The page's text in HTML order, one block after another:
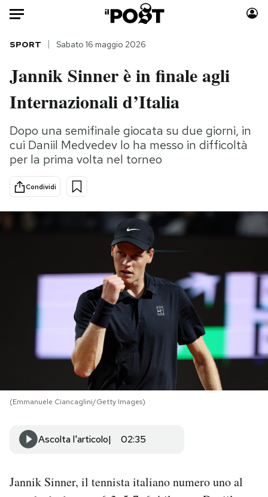
Auto
HOME
Italia
Politica
Tecnologia
Internet
Scienza
Moda
Consumismi
Storie/Idee
Altrecose
Mondiali calcio 2026
NEWSLETTER
I MIEI PREFERITI
CALENDARIO
AREA PERSONALE
SPORT Sabato 16 maggio 2026
Jannik Sinner è in finale agli
Internazionali d’Italia
Dopo una semifinale giocata su due giorni, in
cui Daniil Medvedev lo ha messo in difficoltà
per la prima volta nel torneo
Condividi
(Emmanuele Ciancaglini/Getty Images)
Ascolta l'articolo 02:35
Jannik Sinner, il tennista italiano numero uno al